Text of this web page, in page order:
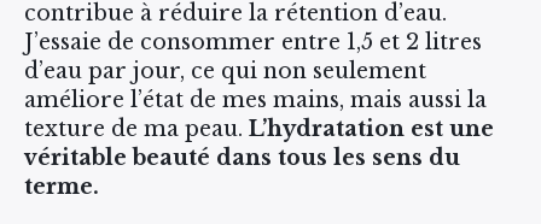
contribue à réduire la rétention d’eau.
J’essaie de consommer entre 1,5 et 2 litres
d’eau par jour, ce qui non seulement
améliore l’état de mes mains, mais aussi la
texture de ma peau. L’hydratation est une
véritable beauté dans tous les sens du
terme.